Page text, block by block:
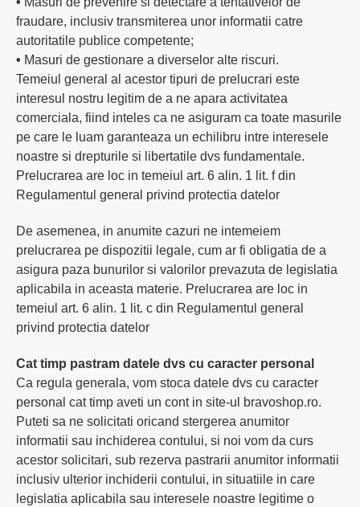
fraudare, inclusiv transmiterea unor informatii catre
autoritatile publice competente;
• Masuri de gestionare a diverselor alte riscuri.
Temeiul general al acestor tipuri de prelucrari este
interesul nostru legitim de a ne apara activitatea
comerciala, fiind inteles ca ne asiguram ca toate masurile
pe care le luam garanteaza un echilibru intre interesele
noastre si drepturile si libertatile dvs fundamentale.
Prelucrarea are loc in temeiul art. 6 alin. 1 lit. f din
Regulamentul general privind protectia datelor
De asemenea, in anumite cazuri ne intemeiem
prelucrarea pe dispozitii legale, cum ar fi obligatia de a
asigura paza bunurilor si valorilor prevazuta de legislatia
aplicabila in aceasta materie. Prelucrarea are loc in
temeiul art. 6 alin. 1 lit. c din Regulamentul general
privind protectia datelor
Cat timp pastram datele dvs cu caracter personal
Ca regula generala, vom stoca datele dvs cu caracter
personal cat timp aveti un cont in site-ul bravoshop.ro.
Puteti sa ne solicitati oricand stergerea anumitor
informatii sau inchiderea contului, si noi vom da curs
acestor solicitari, sub rezerva pastrarii anumitor informatii
inclusiv ulterior inchiderii contului, in situatiile in care
legislatia aplicabila sau interesele noastre legitime o